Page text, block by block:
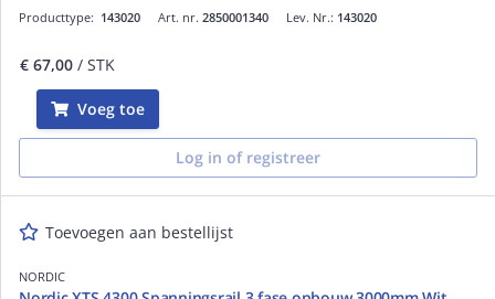
Art. nr. 2850001340
Producttype: 143020 Lev. Nr.: 143020
€ 67,00 / STK
Voeg toe
Log in of registreer
Toevoegen aan bestellijst
NORDIC